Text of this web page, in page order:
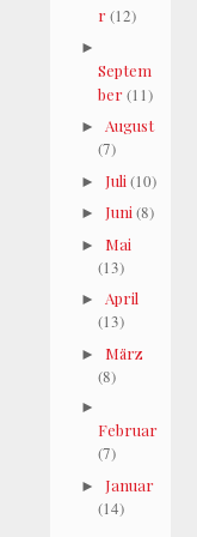
r(12)
►
Septem
ber(11)
►August
(7)
► Juli (10)
► Juni (8)
► Mai
(13)
►April
(13)
► März
(8)
►
Februar
(7)
► Januar
(14)